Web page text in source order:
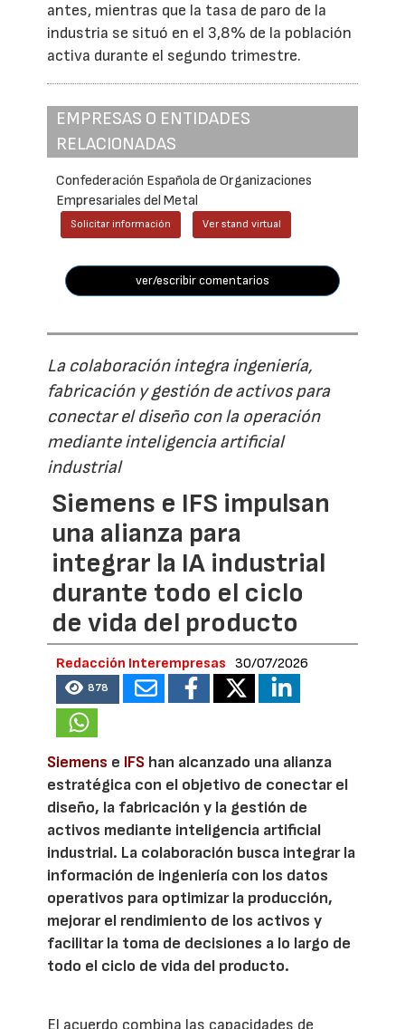
antes, mientras que la tasa de paro de la
industria se situó en el 3,8% de la población
activa durante el segundo trimestre.
EMPRESAS O ENTIDADES
RELACIONADAS
Confederación Española de Organizaciones
Empresariales del Metal
Solicitar información Ver stand virtual
ver/escribir comentarios
La colaboración integra ingeniería,
fabricación y gestión de activos para
conectar el diseño con la operación
mediante inteligencia artificial
industrial
Siemens e IFS impulsan
una alianza para
integrar la IA industrial
durante todo el ciclo
de vida del producto
Redacción Interempresas 30/07/2026
878
Siemens e IFS han alcanzado una alianza
estratégica con el objetivo de conectar el
diseño, la fabricación y la gestión de
activos mediante inteligencia artificial
industrial. La colaboración busca integrar la
información de ingeniería con los datos
operativos para optimizar la producción,
mejorar el rendimiento de los activos y
facilitar la toma de decisiones a lo largo de
todo el ciclo de vida del producto.
El acuerdo combina las capacidades de